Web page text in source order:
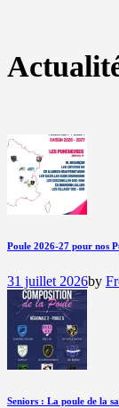
Poule 2026-27 pour nos
31 juillet 2026by
Seniors : La poule de la